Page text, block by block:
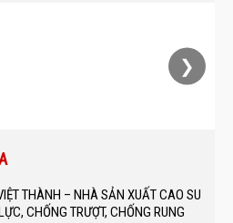
❯
THÀNH – NHÀ SẢN XUẤT CAO SU
CHỐNG TRƯỢT, CHỐNG RUNG